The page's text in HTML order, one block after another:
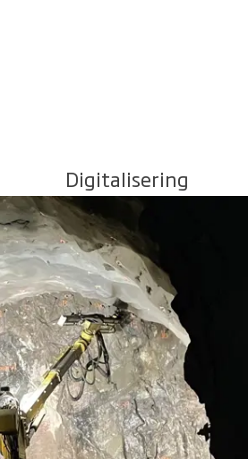
Digitalisering